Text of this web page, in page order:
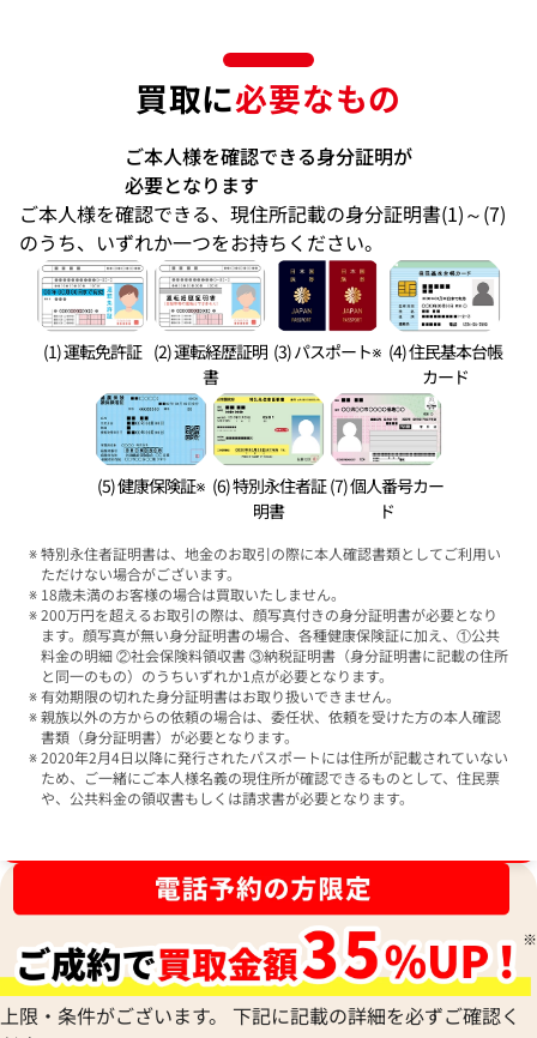
買取に必要なもの
ご本人様を確認できる身分証明が
必要となります
ご本人様を確認できる、現住所記載の身分証明書(1)～(7)
のうち、いずれか一つをお持ちください。
(1) 運転免許証 (2) 運転経歴証明
書
(3) パスポート※ (4) 住民基本台帳
カード
(5) 健康保険証※ (6) 特別永住者証
明書
(7) 個人番号カー
ド
特別永住者証明書は、地金のお取引の際に本人確認書類としてご利用い
ただけない場合がございます。
18歳未満のお客様の場合は買取いたしません。
200万円を超えるお取引の際は、顔写真付きの身分証明書が必要となり
ます。顔写真が無い身分証明書の場合、各種健康保険証に加え、①公共
料金の明細 ②社会保険料領収書 ③納税証明書（身分証明書に記載の住所
と同一のもの）のうちいずれか1点が必要となります。
有効期限の切れた身分証明書はお取り扱いできません。
親族以外の方からの依頼の場合は、委任状、依頼を受けた方の本人確認
書類（身分証明書）が必要となります。
2020年2月4日以降に発行されたパスポートには住所が記載されていない
ため、ご一緒にご本人様名義の現住所が確認できるものとして、住民票
や、公共料金の領収書もしくは請求書が必要となります。
上限・条件がございます。 下記に記載の詳細を必ずご確認く